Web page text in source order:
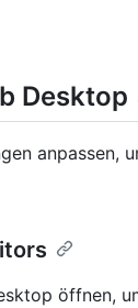
Desktop
anpassen,
öffnen,